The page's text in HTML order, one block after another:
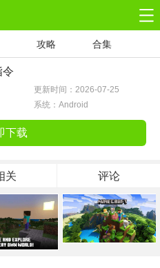
攻略 合集
令
更新时间：2026-07-25
系统：Android
下载
关 评论